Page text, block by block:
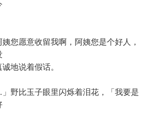
愿意收留我啊，阿姨您是个好人，
地说着假话。
比玉子眼里闪烁着泪花，「我要是